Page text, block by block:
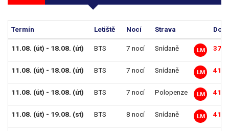
Termín Letiště Nocí Strava
11.08. (út) - 18.08. (út) BTS 7 nocí Snídaně LM 37
11.08. (út) - 18.08. (út) BTS 7 nocí Snídaně LM 41
11.08. (út) - 18.08. (út) BTS 7 nocí Polopenze LM 41
11.08. (út) - 19.08. (st) BTS 8 nocí Snídaně LM 41